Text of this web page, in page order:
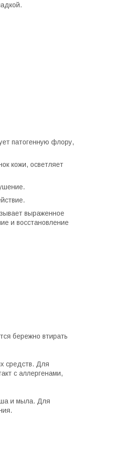
патогенную флору,
кожи, осветляет
выраженное
и восстановление
бережно втирать
средств. Для
с аллергенами,
и мыла. Для